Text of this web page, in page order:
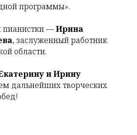
программы».
пианистки —Ирина
, заслуженный работник
области.
и Ирину
дальнейших творческих